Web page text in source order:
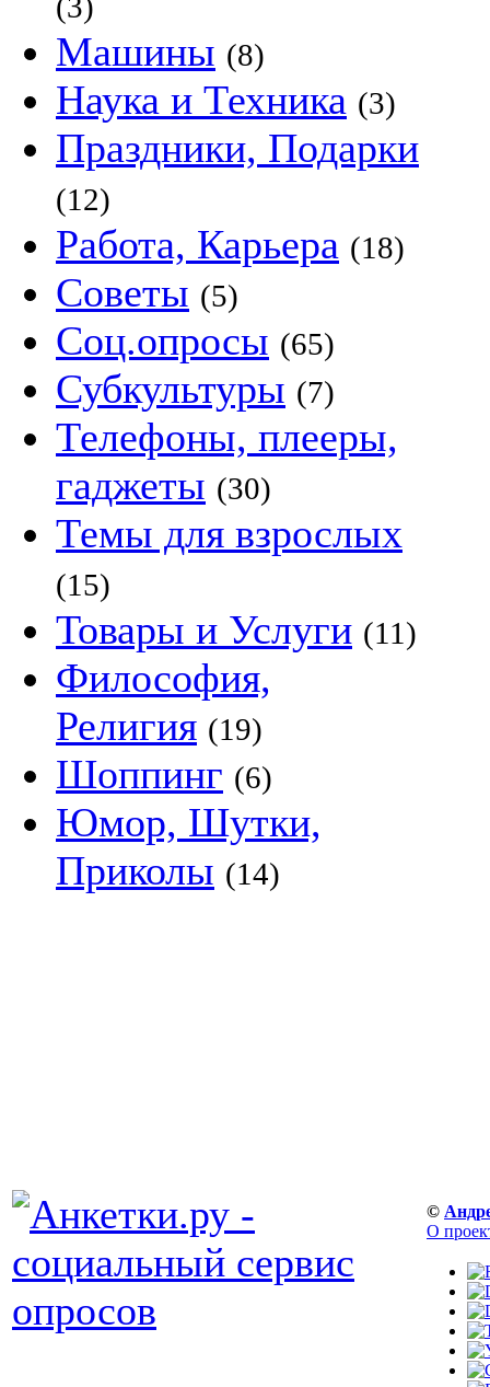
Машины (8)
Наука и Техника (3)
Праздники, Подарки
(12)
Работа, Карьера (18)
Советы (5)
Соц.опросы (65)
Субкультуры (7)
Телефоны, плееры,
гаджеты (30)
Темы для взрослых
(15)
Товары и Услуги (11)
Философия,
Религия (19)
Шоппинг (6)
Юмор, Шутки,
Приколы (14)
©
О